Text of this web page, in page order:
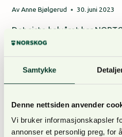
Samtykke
Denne nettsiden anvender
Vi bruker informasjonskapsler
annonser et personlig preg, for
AvAnne Bjølgerud 30. juni 2023
Det siste halvåret har
regionale satsing. – Denne
styrker vår tilstedeværelse i
samtidig som vårt
daglig leder Per Kveseth.
har operert i hele Norge.
tiden vært å skape et…